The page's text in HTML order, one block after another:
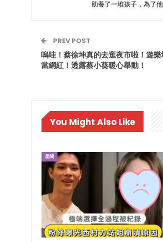
助養了一堆孩子，為了
PREV POST
嗚哇！蔡徐坤真的去逛夜市啦！遊
當網紅！透露蔡小葵暖心舉動！
You Might Also Like
星聞